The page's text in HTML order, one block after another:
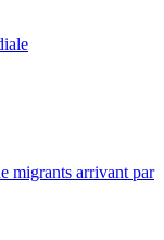
migrants arrivant par